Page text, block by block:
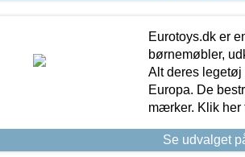
Eurotoys.dk er
børnemøbler,
Alt deres
Europa. De
mærker. Klik her
Se udvalget